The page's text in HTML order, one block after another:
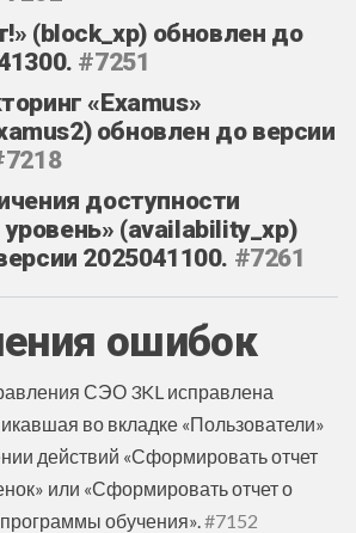
(block_xp) обновлен до
#7251
«Examus»
обновлен до версии
доступности
(availability_xp)
2025041100. #7261
ошибок
СЭО 3KL исправлена
во вкладке «‎Пользователи»
действий «‎Сформировать отчет
или «‎Сформировать отчет о
обучения». #7152